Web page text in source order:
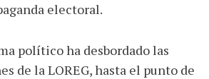
electoral.
político ha desbordado las
de la LOREG, hasta el punto de